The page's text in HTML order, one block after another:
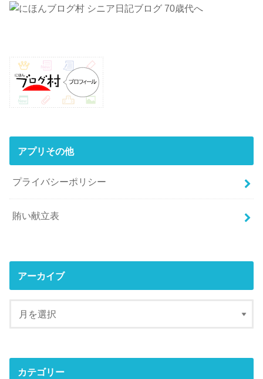
アプリその他
プライバシーポリシー
賄い献立表
アーカイブ
カテゴリー